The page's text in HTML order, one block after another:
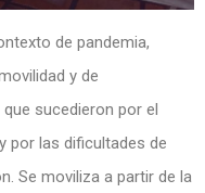
de pandemia,
y de
sucedieron por el
por las dificultades de
Se moviliza a partir de la